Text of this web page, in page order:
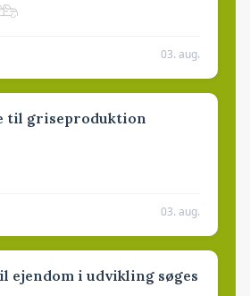
03. aug.
til griseproduktion
03. aug.
ejendom i udvikling søges